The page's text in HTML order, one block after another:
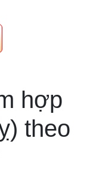
hợp
theo